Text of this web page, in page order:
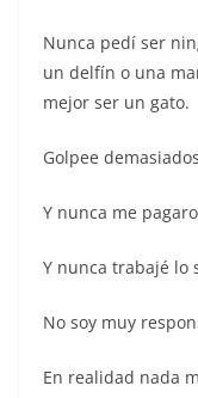
Nunca pedí ser
un delfín o una
mejor ser un gato.
Golpee
Y nunca me
Y nunca trabajé lo
No soy muy
En realidad nada